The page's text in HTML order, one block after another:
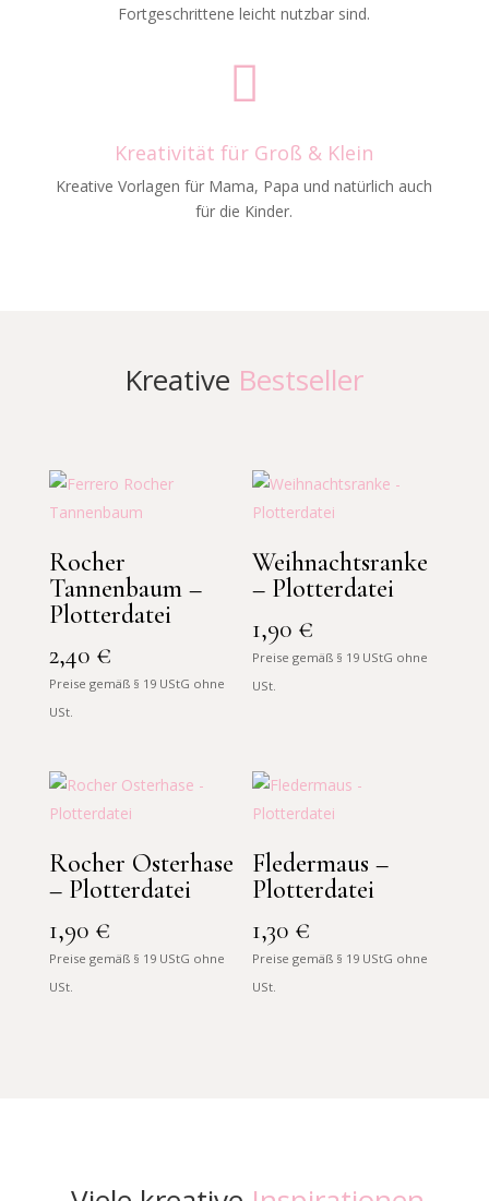
Fortgeschrittene leicht nutzbar sind.

Kreativität für Groß & Klein
Kreative Vorlagen für Mama, Papa und natürlich auch
für die Kinder.
Kreative Bestseller
Rocher
Tannenbaum –
Plotterdatei
2,40 €
Preise gemäß § 19 UStG ohne
USt.
Weihnachtsranke
– Plotterdatei
1,90 €
Preise gemäß § 19 UStG ohne
USt.
Rocher Osterhase
– Plotterdatei
1,90 €
Preise gemäß § 19 UStG ohne
USt.
Fledermaus –
Plotterdatei
1,30 €
Preise gemäß § 19 UStG ohne
USt.